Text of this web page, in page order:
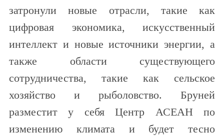
затронули новые отрасли, такие как
цифровая экономика, искусственный
интеллект и новые источники энергии, а
также области существующего
сотрудничества, такие как сельское
хозяйство и рыболовство. Бруней
разместит у себя Центр АСЕАН по
изменению климата и будет тесно